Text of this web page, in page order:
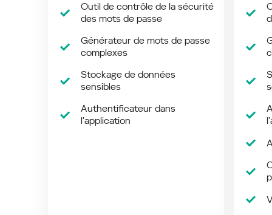
Outil de contrôle de la sécurité
des mots de passe
Générateur de mots de passe
complexes
Stockage de données
sensibles
Authentificateur dans
l’application